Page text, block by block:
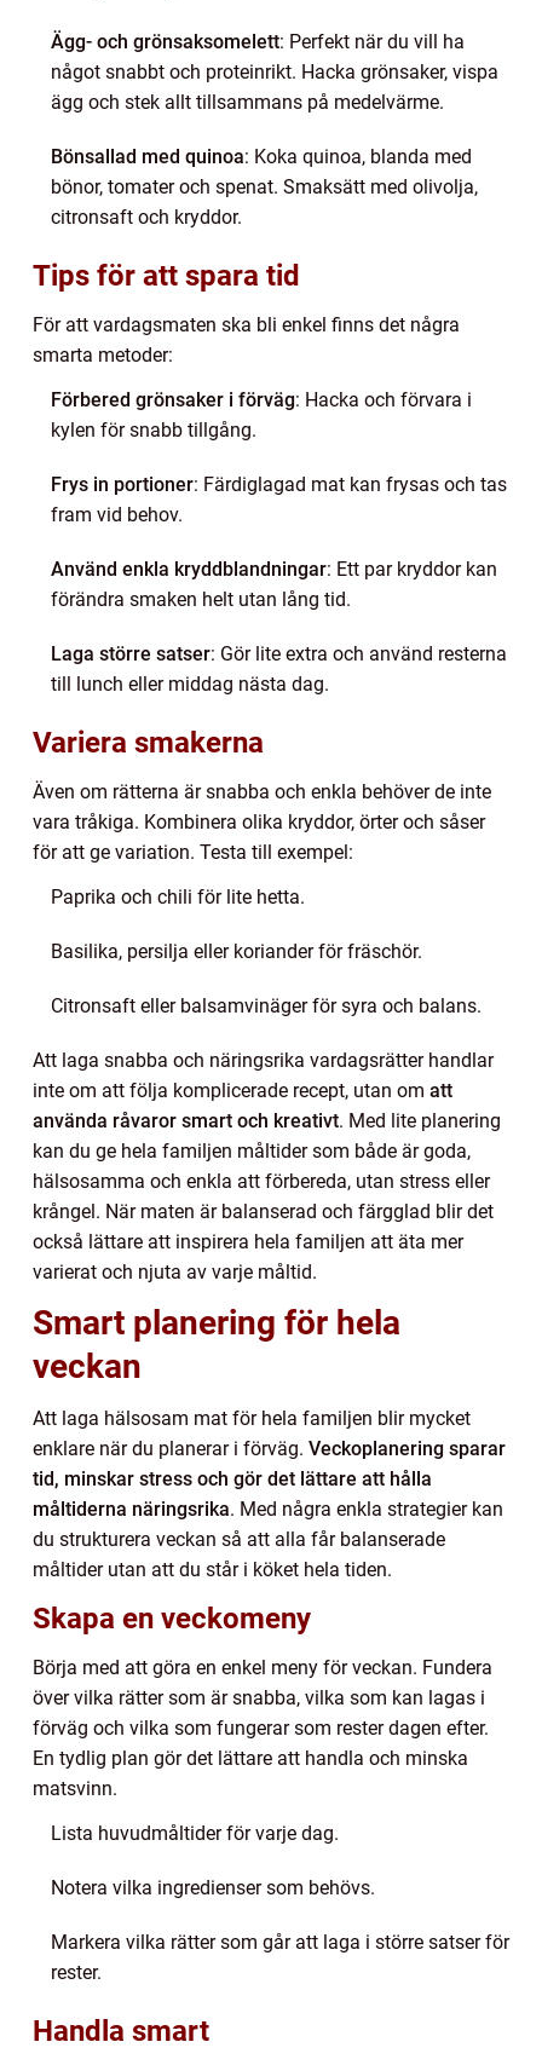
Ägg- och grönsaksomelett: Perfekt när du vill ha
något snabbt och proteinrikt. Hacka grönsaker, vispa
ägg och stek allt tillsammans på medelvärme.
Bönsallad med quinoa: Koka quinoa, blanda med
bönor, tomater och spenat. Smaksätt med olivolja,
citronsaft och kryddor.
Tips för att spara tid
För att vardagsmaten ska bli enkel finns det några
smarta metoder:
Förbered grönsaker i förväg: Hacka och förvara i
kylen för snabb tillgång.
Frys in portioner: Färdiglagad mat kan frysas och tas
fram vid behov.
Använd enkla kryddblandningar: Ett par kryddor kan
förändra smaken helt utan lång tid.
Laga större satser: Gör lite extra och använd resterna
till lunch eller middag nästa dag.
Variera smakerna
Även om rätterna är snabba och enkla behöver de inte
vara tråkiga. Kombinera olika kryddor, örter och såser
för att ge variation. Testa till exempel:
Paprika och chili för lite hetta.
Basilika, persilja eller koriander för fräschör.
Citronsaft eller balsamvinäger för syra och balans.
Att laga snabba och näringsrika vardagsrätter handlar
inte om att följa komplicerade recept, utan om att
använda råvaror smart och kreativt. Med lite planering
kan du ge hela familjen måltider som både är goda,
hälsosamma och enkla att förbereda, utan stress eller
krångel. När maten är balanserad och färgglad blir det
också lättare att inspirera hela familjen att äta mer
varierat och njuta av varje måltid.
Smart planering för hela
veckan
Att laga hälsosam mat för hela familjen blir mycket
enklare när du planerar i förväg. Veckoplanering sparar
tid, minskar stress och gör det lättare att hålla
måltiderna näringsrika. Med några enkla strategier kan
du strukturera veckan så att alla får balanserade
måltider utan att du står i köket hela tiden.
Skapa en veckomeny
Börja med att göra en enkel meny för veckan. Fundera
över vilka rätter som är snabba, vilka som kan lagas i
förväg och vilka som fungerar som rester dagen efter.
En tydlig plan gör det lättare att handla och minska
matsvinn.
Lista huvudmåltider för varje dag.
Notera vilka ingredienser som behövs.
Markera vilka rätter som går att laga i större satser för
rester.
Handla smart